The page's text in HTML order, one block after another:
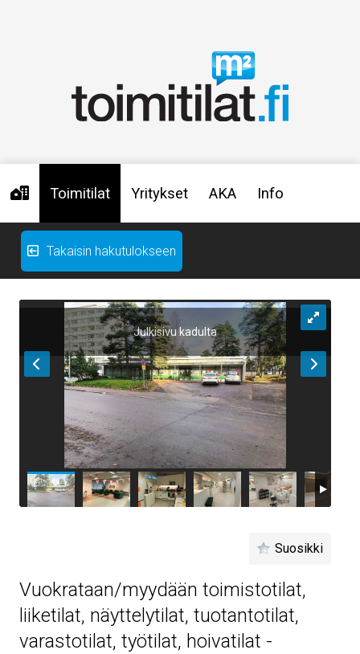
Toimitilat Yritykset AKA Info
Takaisin hakutulokseen
Julkisivu kadulta
Suosikki
Vuokrataan/myydään toimistotilat,
liiketilat, näyttelytilat, tuotantotilat,
varastotilat, työtilat, hoivatilat -